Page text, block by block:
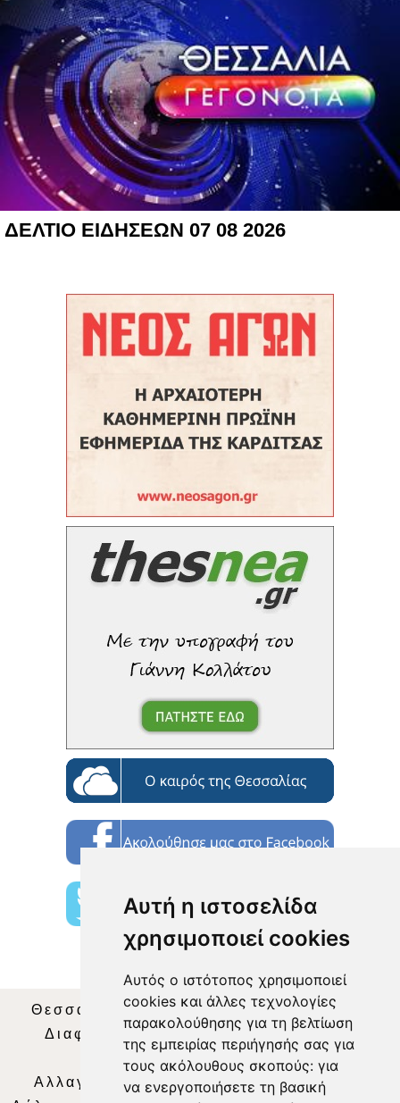
Αυτή η ιστοσελίδα
χρησιμοποιεί cookies
Αυτός ο ιστότοπος χρησιμοποιεί
cookies και άλλες τεχνολογίες
παρακολούθησης για τη βελτίωση
της εμπειρίας περιήγησής σας για
τους ακόλουθους σκοπούς: για
να ενεργοποιήσετε τη βασική
ΔΕΛΤΙΟ ΕΙΔΗΣΕΩΝ 07 08 2026
Θεσσαλία Τηλεόραση|SNG Services
Διαφήμιση | Όροι Χρήσης |Δήλωση
Απορρήτου |
Περιεχόμενο
Αλλαγή Προτιμήσεων για τα Cookies